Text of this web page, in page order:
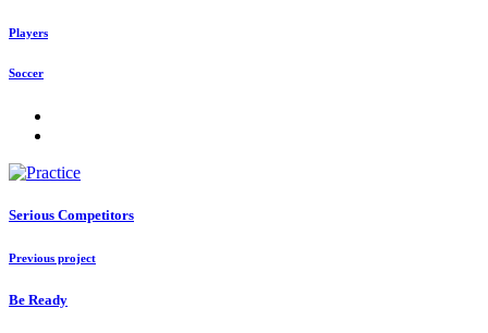
Players
Soccer
Serious Competitors
Previous project
Be Ready